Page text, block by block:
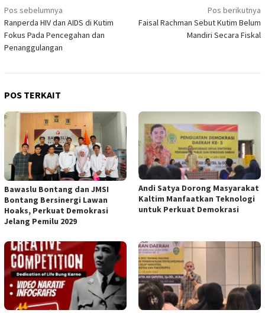
Navigasi
pos
Pos sebelumnya
Ranperda HIV dan AIDS di Kutim
Fokus Pada Pencegahan dan
Penanggulangan
Pos berikutnya
Faisal Rachman Sebut Kutim Belum
Mandiri Secara Fiskal
POS TERKAIT
Bawaslu Bontang dan JMSI
Bontang Bersinergi Lawan
Hoaks, Perkuat Demokrasi
Jelang Pemilu 2029
Andi Satya Dorong Masyarakat
Kaltim Manfaatkan Teknologi
untuk Perkuat Demokrasi